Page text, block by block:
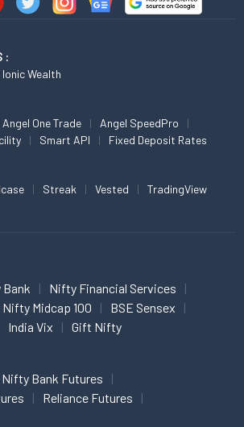
:
Ionic Wealth
Angel One Trade
Angel SpeedPro
Smart API Fixed Deposit Rates
Streak Vested TradingView
Nifty Financial Services
Nifty Midcap 100
BSE Sensex
India Vix Gift Nifty
Nifty Bank Futures
Reliance Futures